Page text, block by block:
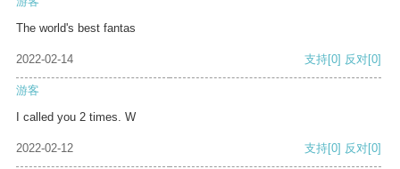
The world's best fantas
2022-02-14 支持[0] 反对[0]
游客
I called you 2 times. W
2022-02-12 支持[0] 反对[0]